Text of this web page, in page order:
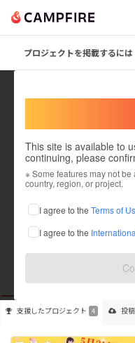
プロジェクトを掲載するには
This site is available to
continuing, please
※ Some features may not
country, region, or project.
I agree to the Terms of
I agree to the
これまでに4回支援して1
在住国：未設定
出身国：未設定
支援したプロジェクト 4 投